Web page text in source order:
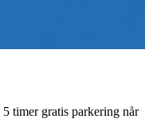
timer gratis parkering når